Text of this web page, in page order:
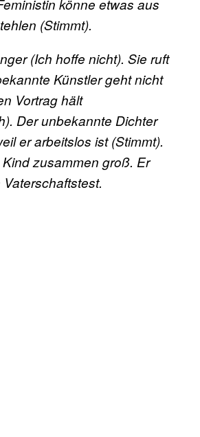
könne etwas aus
(Stimmt).
(Ich hoffe nicht). Sie ruft
Künstler geht nicht
Vortrag hält
Der unbekannte Dichter
er arbeitslos ist (Stimmt).
zusammen groß. Er